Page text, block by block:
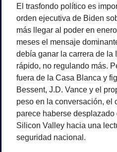
El trasfondo político es
orden ejecutiva de Biden
más llegar al poder en
meses el mensaje
debía ganar la carrera de la
rápido, no regulando más.
fuera de la Casa Blanca y
Bessent, J.D. Vance y el
peso en la conversación, el
parece haberse
Silicon Valley hacia una
seguridad nacional.